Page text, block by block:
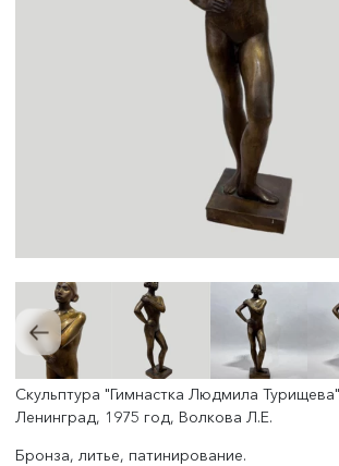
Скульптура "Гимнастка Людмила
Ленинград, 1975 год, Волкова Л.Е.
Бронза, литье, патинирование.